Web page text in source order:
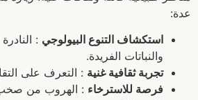
عدة:
استكشاف التنوع البيولوجي :
والنباتات الفريدة.
تجربة ثقافية غنية : التعرف على
فرصة للاسترخاء : الهروب من صخب